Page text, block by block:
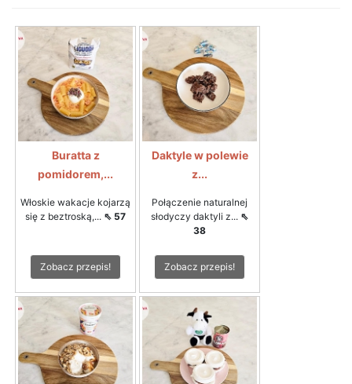
Buratta z
pomidorem,...
Włoskie wakacje kojarzą
się z beztroską,... ⇖ 57
Zobacz przepis!
Daktyle w polewie
z...
Połączenie naturalnej
słodyczy daktyli z... ⇖
38
Zobacz przepis!